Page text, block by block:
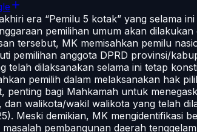
era “Pemilu 5 kotak” yang selama
pemilihan umum akan
tersebut, MK memisahkan pemilu
pemilihan anggota DPRD provinsi/
dilaksanakan selama ini tetap
pemilih dalam melaksanakan hak
penting bagi Mahkamah untuk
walikota/wakil walikota yang telah
Meski demikian, MK mengidentifikasi
pembangunan daerah